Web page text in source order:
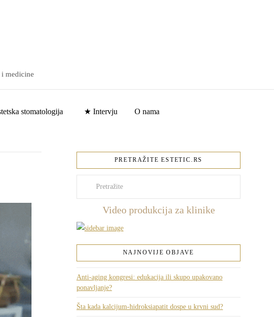
medicine
stomatologija ★ Intervju O nama
PRETRAŽITE ESTETIC.RS
Video produkcija za klinike
NAJNOVIJE OBJAVE
Anti-aging kongresi: edukacija ili skupo upakovano
ponavljanje?
Šta kada kalcijum-hidroksiapatit dospe u krvni sud?